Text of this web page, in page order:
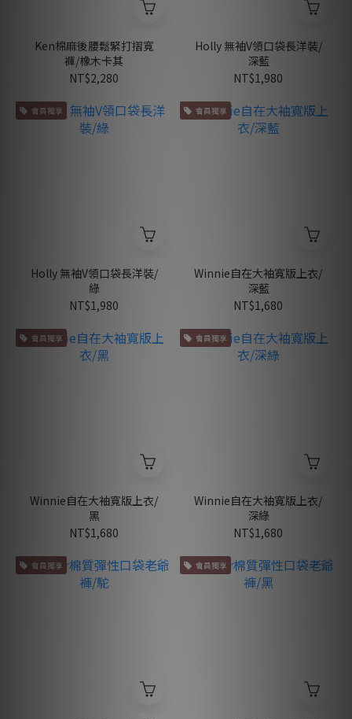
Ken棉麻後腰鬆緊打摺寬
褲/橡木卡其
NT$2,280
Holly 無袖V領口袋長洋裝/
深藍
NT$1,980
會員獨享
Holly 無袖V領口袋長洋裝/
綠
NT$1,980
會員獨享
Winnie自在大袖寬版上衣/
深藍
NT$1,680
會員獨享
Winnie自在大袖寬版上衣/
黑
NT$1,680
會員獨享
Winnie自在大袖寬版上衣/
深綠
NT$1,680
會員獨享 會員獨享